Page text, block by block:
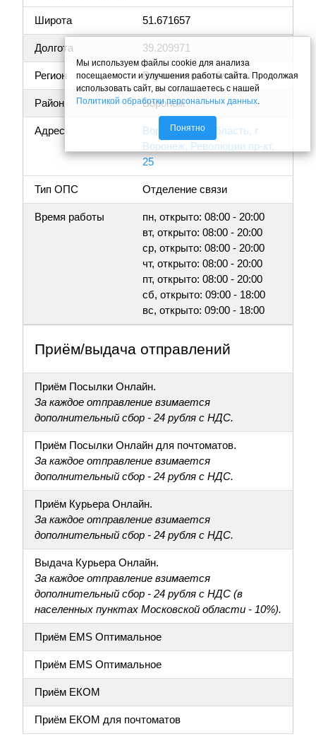
Широта 51.671657
Долгота 39.209971
Регион Воронежская область
Район Воронеж
Адрес
Воронежская область, г
Воронеж, Революции пр-кт,
25
Тип ОПС Отделение связи
Время работы
пн, открыто: 08:00 - 20:00
вт, открыто: 08:00 - 20:00
ср, открыто: 08:00 - 20:00
чт, открыто: 08:00 - 20:00
пт, открыто: 08:00 - 20:00
сб, открыто: 09:00 - 18:00
вс, открыто: 09:00 - 18:00
Приём/выдача отправлений
Приём Посылки Онлайн.
За каждое отправление взимается
дополнительный сбор - 24 рубля с НДС.
Приём Посылки Онлайн для почтоматов.
За каждое отправление взимается
дополнительный сбор - 24 рубля с НДС.
Приём Курьера Онлайн.
За каждое отправление взимается
дополнительный сбор - 24 рубля с НДС.
Выдача Курьера Онлайн.
За каждое отправление взимается
дополнительный сбор - 24 рубля с НДС (в
населенных пунктах Московской области - 10%).
Приём EMS Оптимальное
Приём EMS Оптимальное
Приём ЕКОМ
Приём ЕКОМ для почтоматов
Мы используем файлы cookie для анализа
посещаемости и улучшения работы сайта. Продолжая
использовать сайт, вы соглашаетесь с нашей
Политикой обработки персональных данных.
Понятно